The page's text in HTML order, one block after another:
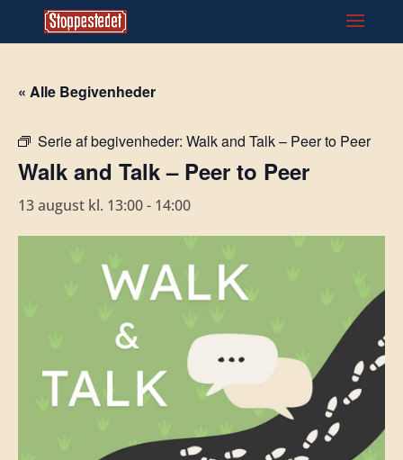
« Alle Begivenheder
Serie af begivenheder: Walk and Talk – Peer to Peer
Walk and Talk – Peer to Peer
13 august kl. 13:00- 14:00